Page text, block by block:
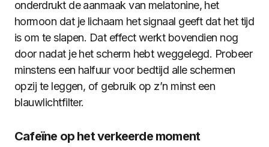
onderdrukt de aanmaak van melatonine, het
hormoon dat je lichaam het signaal geeft dat het tijd
is om te slapen. Dat effect werkt bovendien nog
door nadat je het scherm hebt weggelegd. Probeer
minstens een halfuur voor bedtijd alle schermen
opzij te leggen, of gebruik op z’n minst een
blauwlichtfilter.
Cafeïne op het verkeerde moment